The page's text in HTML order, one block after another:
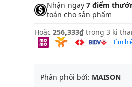
Nhận ngay 7 điểm
toán cho sản phẩm
Hoặc 256,333₫ trong 3 kì
Tìm
Phân phối bởi: MAISON